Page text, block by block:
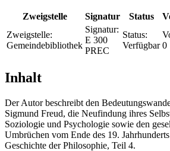
Zweigstelle Signatur Status
Zweigstelle:
Gemeindebibliothek
Signatur:
E 300
PREC
Status:
Verfügbar 0
Inhalt
Der Autor beschreibt den
Sigmund Freud, die Neufindung ihres
Soziologie und Psychologie sowie den
Umbrüchen vom Ende des 19.
Geschichte der Philosophie, Teil 4.